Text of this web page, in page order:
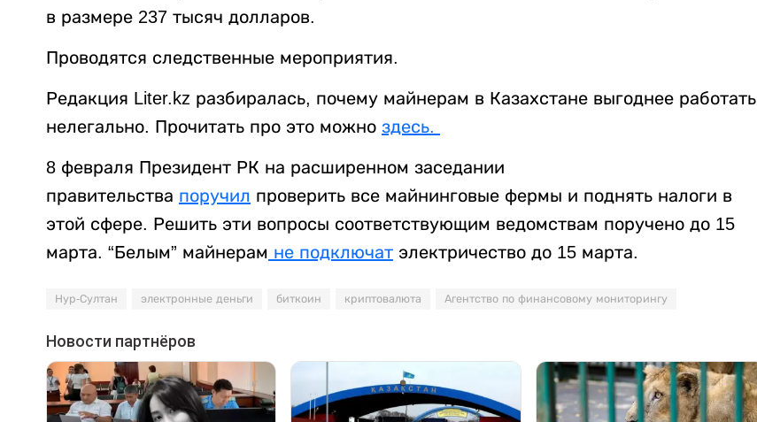
в размере 237 тысяч долларов.
Проводятся следственные мероприятия.
Редакция Liter.kz разбиралась, почему майнерам в Казахстане выгоднее работать
нелегально. Прочитать про это можно здесь.
8 февраля Президент РК на расширенном заседании
правительства поручил проверить все майнинговые фермы и поднять налоги в
этой сфере. Решить эти вопросы соответствующим ведомствам поручено до 15
марта. “Белым” майнерам не подключат электричество до 15 марта.
Нур-Султан электронные деньги биткоин криптовалюта Агентство по финансовому мониторингу